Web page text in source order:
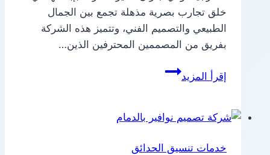
خلق تجارب بصرية مذهلة تجمع بين الجمال
الطبيعي والتصميم الفني، وتتميز هذه الشركة
بفريق من المصممين المحترفين الذين…
إقرأ المزيدشركة
بجازان
خدمات تنسيق الحدائق